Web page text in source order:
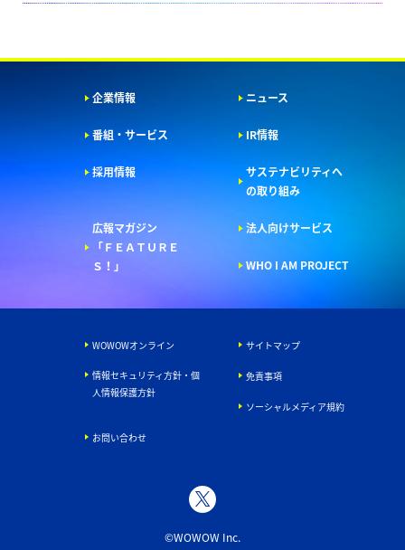
企業情報 ニュース
番組・サービス IR情報
採用情報
サステナビリティへ
の取り組み
広報マガジン
「ＦＥＡＴＵＲＥ
Ｓ！」
法人向けサービス
WHO I AM PROJECT
WOWOWオンライン サイトマップ
情報セキュリティ方針・個
人情報保護方針
免責事項
ソーシャルメディア規約
お問い合わせ
©WOWOW Inc.